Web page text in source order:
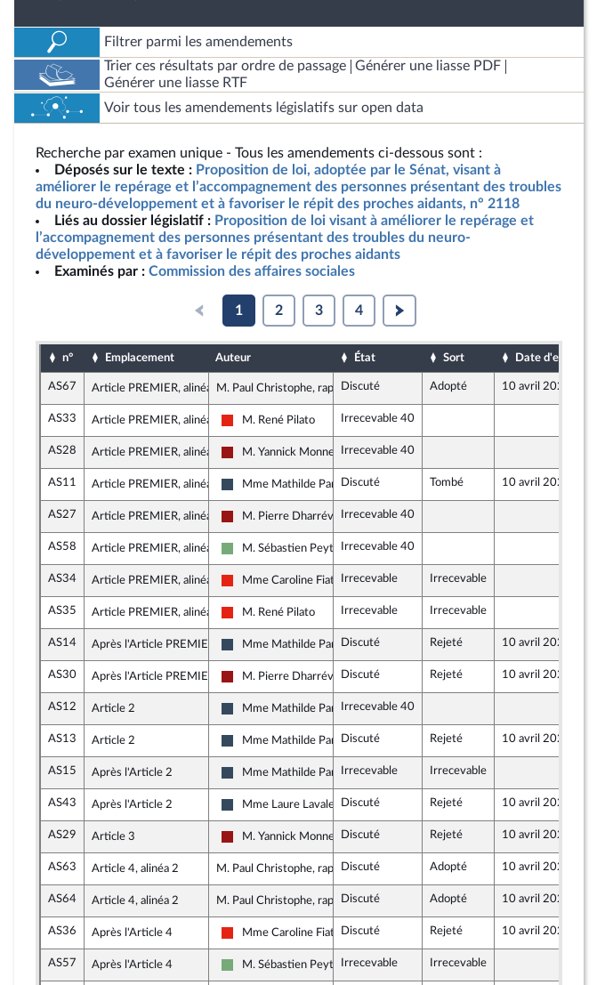
Filtrer parmi les amendements
Trier ces résultats par ordre de passage
Générer une liasse PDF
Générer une liasse RTF
Voir tous les amendements législatifs sur open data
Recherche par examen unique - Tous les amendements ci-dessous sont :
Déposés sur le texte : Proposition de loi, adoptée par le Sénat, visant à
améliorer le repérage et l’accompagnement des personnes présentant des troubles
du neuro-développement et à favoriser le répit des proches aidants, n° 2118
Liés au dossier législatif : Proposition de loi visant à améliorer le repérage et
l’accompagnement des personnes présentant des troubles du neuro-
développement et à favoriser le répit des proches aidants
Examinés par : Commission des affaires sociales
1 2 3 4
n° Emplacement Auteur État Sort Date d'examen
AS67 Article PREMIER, alinéa 2M. Paul Christophe, rapporteur
Discuté Adopté 10 avril 2024
AS33 Article PREMIER, alinéa 2
La France insoumise - Nouvelle Union Populaire écologique et sociale
M. René Pilato Irrecevable 40
AS28 Article PREMIER, alinéa 2
Gauche démocrate et républicaine - NUPES
M. Yannick Monnet Irrecevable 40
AS11 Article PREMIER, alinéa 2
Rassemblement National
Mme Mathilde ParisDiscuté Tombé 10 avril 2024
AS27 Article PREMIER, alinéa 2
Gauche démocrate et républicaine - NUPES
M. Pierre DharrévilleIrrecevable 40
AS58 Article PREMIER, alinéa 2
Écologiste - NUPES
M. Sébastien PeytavieIrrecevable 40
AS34 Article PREMIER, alinéa 2
La France insoumise - Nouvelle Union Populaire écologique et sociale
Mme Caroline Fiat Irrecevable Irrecevable
AS35 Article PREMIER, alinéa 2
La France insoumise - Nouvelle Union Populaire écologique et sociale
M. René Pilato Irrecevable Irrecevable
AS14 Après l'Article PREMIER
Rassemblement National
Mme Mathilde ParisDiscuté Rejeté 10 avril 2024
AS30 Après l'Article PREMIER
Gauche démocrate et républicaine - NUPES
M. Pierre DharrévilleDiscuté Rejeté 10 avril 2024
AS12 Article 2
Rassemblement National
Mme Mathilde ParisIrrecevable 40
AS13 Article 2
Rassemblement National
Mme Mathilde ParisDiscuté Rejeté 10 avril 2024
AS15 Après l'Article 2
Rassemblement National
Mme Mathilde ParisIrrecevable Irrecevable
AS43 Après l'Article 2
Rassemblement National
Mme Laure LavaletteDiscuté Rejeté 10 avril 2024
AS29 Article 3
Gauche démocrate et républicaine - NUPES
M. Yannick Monnet Discuté Rejeté 10 avril 2024
AS63 Article 4, alinéa 2 M. Paul Christophe, rapporteur
Discuté Adopté 10 avril 2024
AS64 Article 4, alinéa 2 M. Paul Christophe, rapporteur
Discuté Adopté 10 avril 2024
AS36 Après l'Article 4
La France insoumise - Nouvelle Union Populaire écologique et sociale
Mme Caroline Fiat Discuté Rejeté 10 avril 2024
AS57 Après l'Article 4
Écologiste - NUPES
M. Sébastien PeytavieIrrecevable Irrecevable